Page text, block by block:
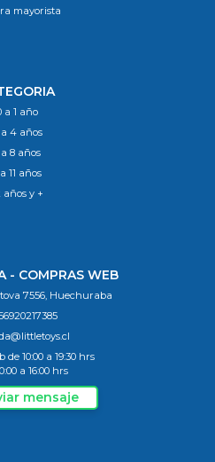
mayorista
a 1 año
4 años
8 años
11 años
años y +
- COMPRAS WEB
7556, Huechuraba
de 10:00 a 19:30 hrs
a 16:00 hrs
mensaje